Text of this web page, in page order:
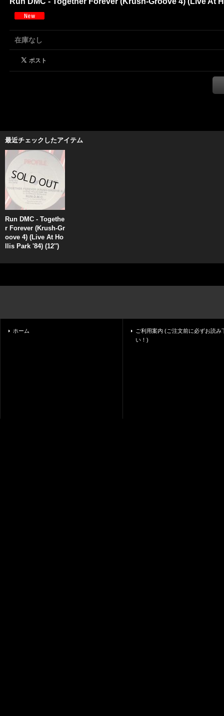
在庫なし
最近チェックしたアイテム
Run DMC - Togethe
r Forever (Krush-Gr
oove 4) (Live At Ho
llis Park '84) (12'')
ホーム
ご利用案内 (ご注文前に必ずお読み
い！)